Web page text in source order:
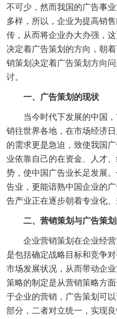
不可少，然而我国的广告事
多样，所以，企业为提高销
传，从而将企业办大办强，
决定着广告策划的方向，朝
销策划决定着广告策划方向
讨。
一、广告策划的现状
当今时代下发展的中国，
销往世界各地，在市场经济
的需求更是急迫，致使我国
业依靠自己的在资金、人才
势，使中国广告业长足发展
告业，更能谙熟中国企业的
告产业正在逐步朝着专业化
二、营销策划与广告策
企业营销策划在企业经营
是包括确定战略目标和竞争
市场发展状况，从而带动企
策略的制定是从营销策略方
于企业的营销，广告策划可
部分，二者对立统一，实现